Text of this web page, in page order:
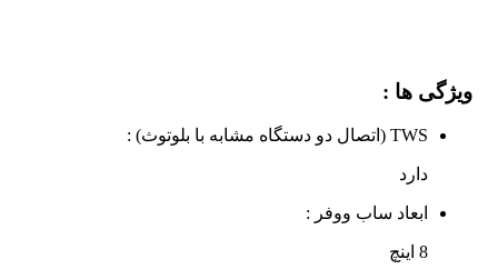
ویژگی ها :
TWS (اتصال دو دستگاه مشابه با بلوتوث) :
دارد
ابعاد ساب‌ ووفر :
8 اینچ